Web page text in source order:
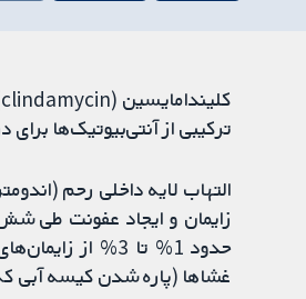
ترکیبی از آنتی‌بیوتیک‌ها
زایمان و ایجاد عفونت طی
غشاها (پاره شدن کیسه آبی